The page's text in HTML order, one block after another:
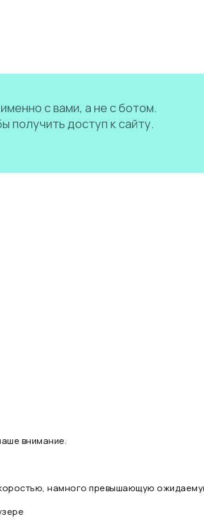
с вами, а не с ботом.
получить доступ к сайту.
внимание.
намного превышающую